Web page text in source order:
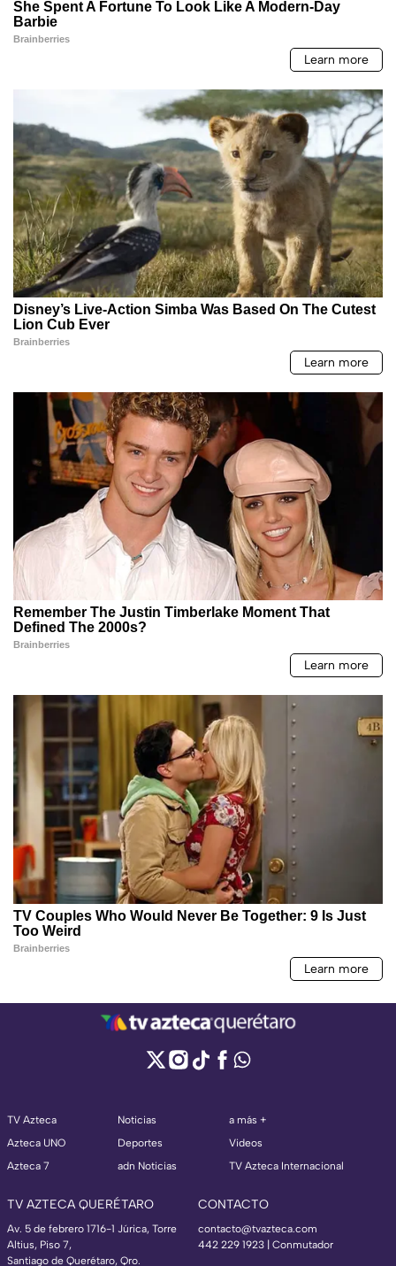
TV Azteca
Azteca UNO
Azteca 7
Noticias
Deportes
adn Noticias
a más +
Videos
TV Azteca Internacional
TV AZTECA QUERÉTARO
Av. 5 de febrero 1716-1 Júrica, Torre
Altius, Piso 7,
Santiago de Querétaro, Qro.
CONTACTO
contacto@tvazteca.com
442 229 1923 | Conmutador